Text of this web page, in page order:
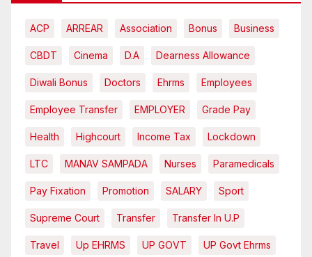
ACP ARREAR Association Bonus Business
CBDT Cinema D.A Dearness Allowance
Diwali Bonus Doctors Ehrms Employees
Employee Transfer EMPLOYER Grade Pay
Health Highcourt Income Tax Lockdown
LTC MANAV SAMPADA Nurses Paramedicals
Pay Fixation Promotion SALARY Sport
Supreme Court Transfer Transfer In U.P
Travel Up EHRMS UP GOVT UP Govt Ehrms